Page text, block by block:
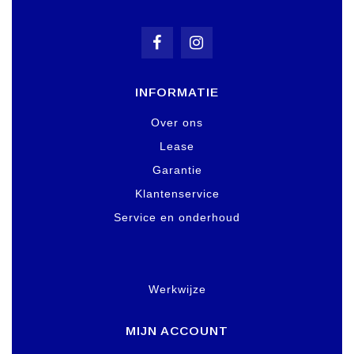
INFORMATIE
Over ons
Lease
Garantie
Klantenservice
Service en onderhoud
Werkwijze
MIJN ACCOUNT